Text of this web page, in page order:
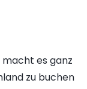
es ganz
zu buchen